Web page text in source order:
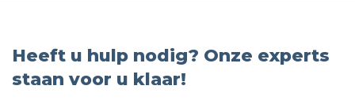
Heeft u hulp nodig? Onze experts
staan voor u klaar!